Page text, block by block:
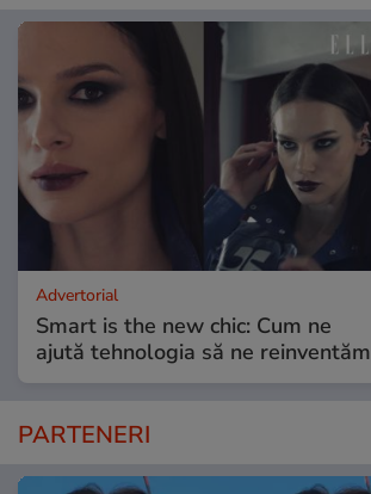
Advertorial
Smart is the new chic: Cum ne
ajută tehnologia să ne reinventăm
PARTENERI